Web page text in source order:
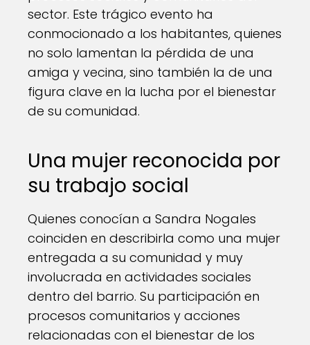
sector. Este trágico evento ha
conmocionado a los habitantes, quienes
no solo lamentan la pérdida de una
amiga y vecina, sino también la de una
figura clave en la lucha por el bienestar
de su comunidad.
Una mujer reconocida por
su trabajo social
Quienes conocían a Sandra Nogales
coinciden en describirla como una mujer
entregada a su comunidad y muy
involucrada en actividades sociales
dentro del barrio. Su participación en
procesos comunitarios y acciones
relacionadas con el bienestar de los